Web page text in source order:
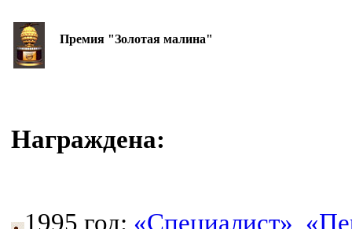
Премия "Золотая малина"
Награждена:
1995 год: «Специалист»